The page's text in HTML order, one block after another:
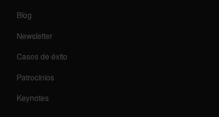
Blog
Newsletter
Casos de éxito
Patrocinios
Keynotes